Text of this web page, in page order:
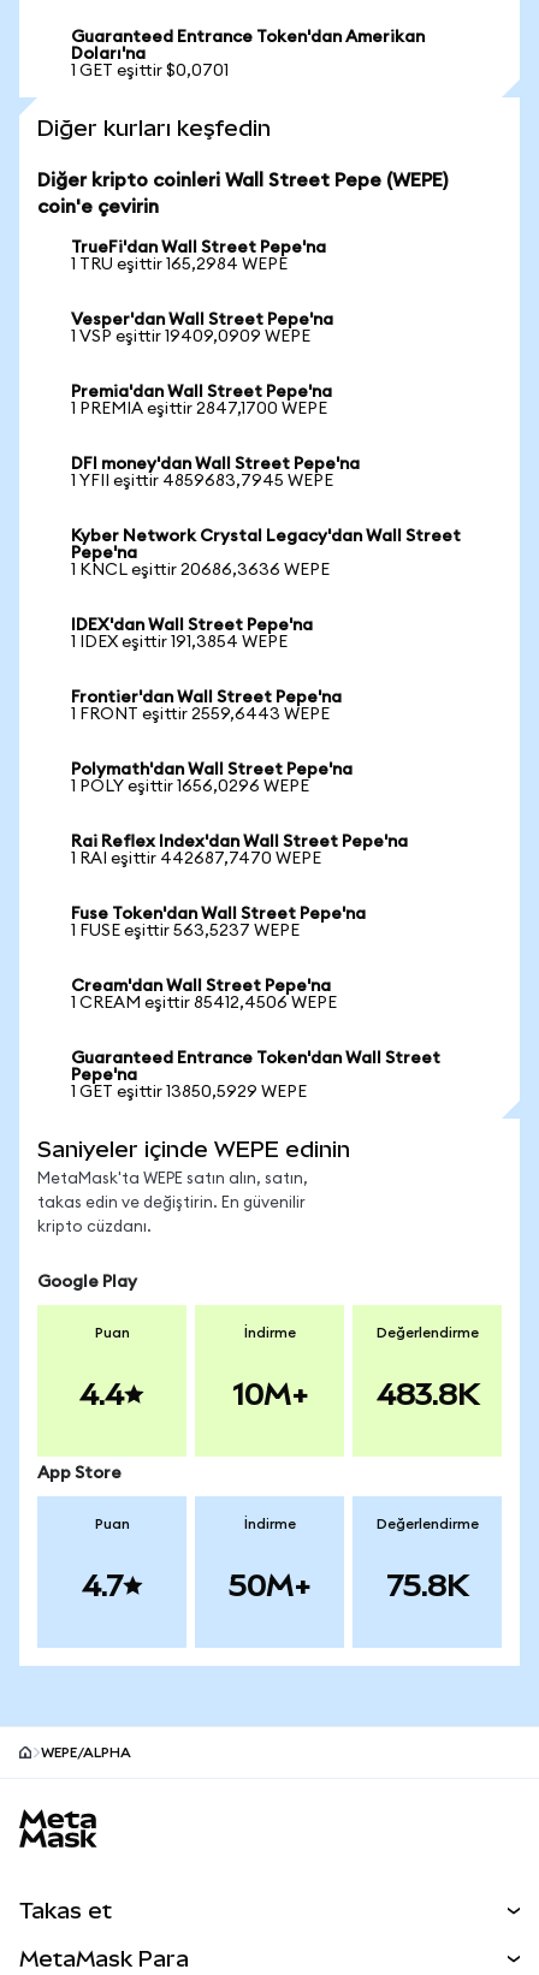
Guaranteed Entrance Token'dan Amerikan
Doları'na
1 GET eşittir $0,0701
Diğer kurları keşfedin
Diğer kripto coinleri Wall Street Pepe (WEPE)
coin'e çevirin
TrueFi'dan Wall Street Pepe'na
1 TRU eşittir 165,2984 WEPE
Vesper'dan Wall Street Pepe'na
1 VSP eşittir 19409,0909 WEPE
Premia'dan Wall Street Pepe'na
1 PREMIA eşittir 2847,1700 WEPE
DFI money'dan Wall Street Pepe'na
1 YFII eşittir 4859683,7945 WEPE
Kyber Network Crystal Legacy'dan Wall Street
Pepe'na
1 KNCL eşittir 20686,3636 WEPE
IDEX'dan Wall Street Pepe'na
1 IDEX eşittir 191,3854 WEPE
Frontier'dan Wall Street Pepe'na
1 FRONT eşittir 2559,6443 WEPE
Polymath'dan Wall Street Pepe'na
1 POLY eşittir 1656,0296 WEPE
Rai Reflex Index'dan Wall Street Pepe'na
1 RAI eşittir 442687,7470 WEPE
Fuse Token'dan Wall Street Pepe'na
1 FUSE eşittir 563,5237 WEPE
Cream'dan Wall Street Pepe'na
1 CREAM eşittir 85412,4506 WEPE
Guaranteed Entrance Token'dan Wall Street
Pepe'na
1 GET eşittir 13850,5929 WEPE
Saniyeler içinde WEPE edinin
MetaMask'ta WEPE satın alın, satın,
takas edin ve değiştirin. En güvenilir
kripto cüzdanı.
Google Play
Puan
4.4
İndirme
10M+
Değerlendirme
483.8K
App Store
Puan
4.7
İndirme
50M+
Değerlendirme
75.8K
WEPE/ALPHA
Takas et
MetaMask Para